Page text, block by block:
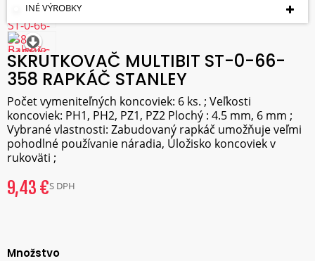
INÉ VÝROBKY
SKRUTKOVAČ MULTIBIT ST-0-66-
358 RAPKÁČ STANLEY
Počet vymeniteľných koncoviek: 6 ks. ; Veľkosti
koncoviek: PH1, PH2, PZ1, PZ2 Plochý : 4.5 mm, 6 mm ;
Vybrané vlastnosti: Zabudovaný rapkáč umožňuje veľmi
pohodlné používanie náradia, Úložisko koncoviek v
rukoväti ;
9,43 €S DPH
Množstvo